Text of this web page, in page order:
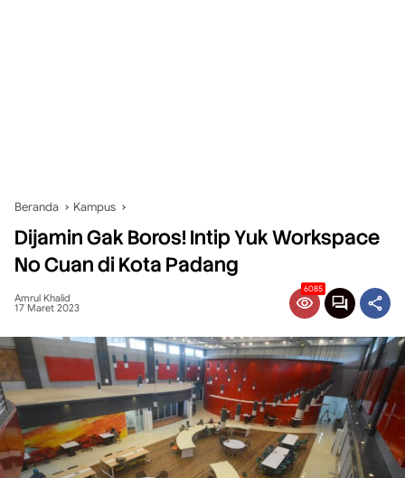
Beranda Kampus
Dijamin Gak Boros! Intip Yuk Workspace
No Cuan di Kota Padang
Amrul Khalid
17 Maret 2023
6085